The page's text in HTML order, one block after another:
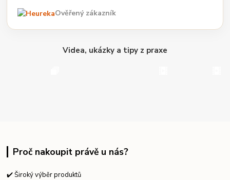
Ověřený zákazník
Videa, ukázky a tipy z praxe
Proč nakoupit právě u nás?
✔️ Široký výběr produktů